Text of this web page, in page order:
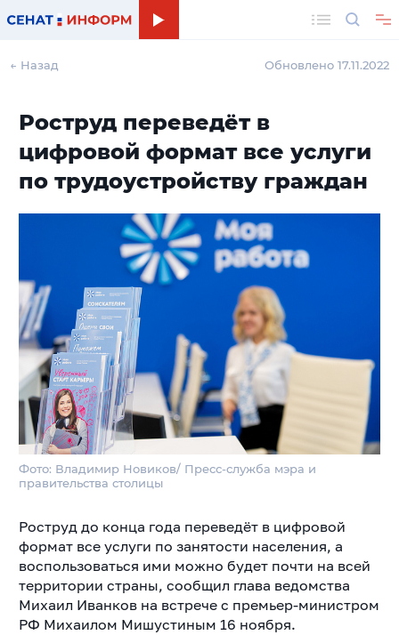
← Назад Обновлено 17.11.2022
Роструд переведёт в
цифровой формат все услуги
по трудоустройству граждан
Фото: Владимир Новиков/ Пресс-служба мэра и
правительства столицы
Роструд до конца года переведёт в цифровой
формат все услуги по занятости населения, а
воспользоваться ими можно будет почти на всей
территории страны, сообщил глава ведомства
Михаил Иванков на встрече с премьер-министром
РФ Михаилом Мишустиным 16 ноября.